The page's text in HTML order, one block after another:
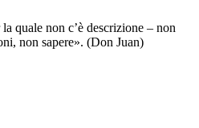
quale non c’è descrizione – non
non sapere». (Don Juan)